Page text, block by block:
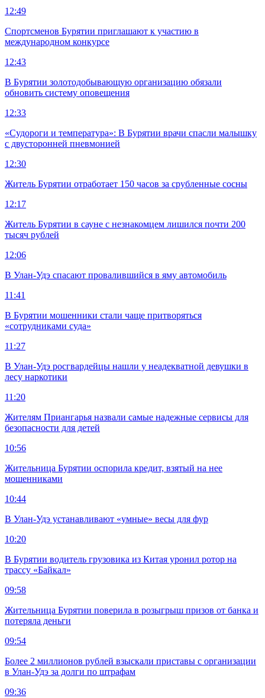
12:49
Спортсменов Бурятии приглашают к участию в
международном конкурсе
12:43
В Бурятии золотодобывающую организацию обязали
обновить систему оповещения
12:33
«Судороги и температура»: В Бурятии врачи спасли малышку
с двусторонней пневмонией
12:30
Житель Бурятии отработает 150 часов за срубленные сосны
12:17
Житель Бурятии в сауне с незнакомцем лишился почти 200
тысяч рублей
12:06
В Улан-Удэ спасают провалившийся в яму автомобиль
11:41
В Бурятии мошенники стали чаще притворяться
«сотрудниками суда»
11:27
В Улан-Удэ росгвардейцы нашли у неадекватной девушки в
лесу наркотики
11:20
Жителям Приангарья назвали самые надежные сервисы для
безопасности для детей
10:56
Жительница Бурятии оспорила кредит, взятый на нее
мошенниками
10:44
В Улан-Удэ устанавливают «умные» весы для фур
10:20
В Бурятии водитель грузовика из Китая уронил ротор на
трассу «Байкал»
09:58
Жительница Бурятии поверила в розыгрыш призов от банка и
потеряла деньги
09:54
Более 2 миллионов рублей взыскали приставы с организации
в Улан-Удэ за долги по штрафам
09:36